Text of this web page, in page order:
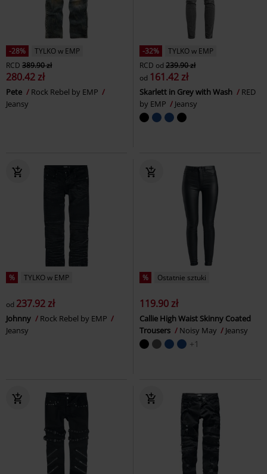
-28%
TYLKO w EMP
RCD 389.90 zł
280.42 zł
Pete
Rock Rebel by EMP
Jeansy
-32%
TYLKO w EMP
RCD od 239.90 zł
od 161.42 zł
Skarlett in Grey with Wash
RED
by EMP
Jeansy
% TYLKO w EMP
od 237.92 zł
Johnny
Rock Rebel by EMP
Jeansy
% Ostatnie sztuki
119.90 zł
Callie High Waist Skinny Coated
Trousers
Noisy May Jeansy
+1